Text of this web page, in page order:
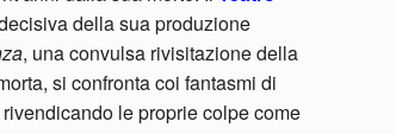
della sua produzione
, una convulsa rivisitazione della
si confronta coi fantasmi di
le proprie colpe come